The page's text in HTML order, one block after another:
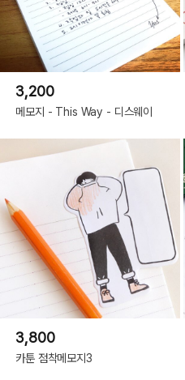
3,200
메모지 - This Way - 디스웨이
3,800
카툰 점착메모지3